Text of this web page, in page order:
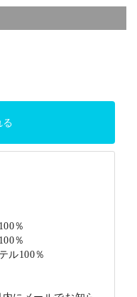
％
％
ル100％